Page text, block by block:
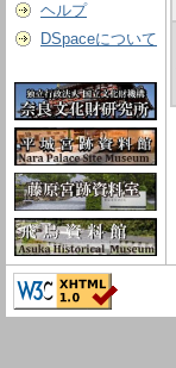
ヘルプ
DSpaceについて